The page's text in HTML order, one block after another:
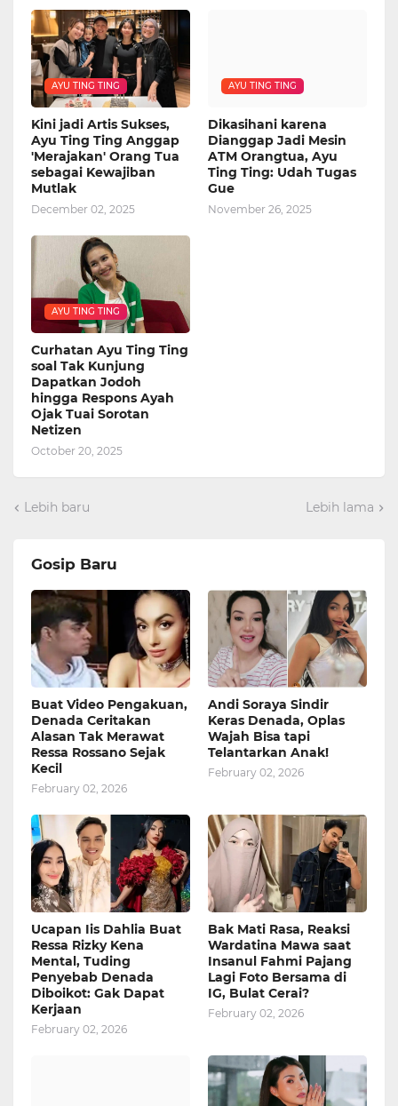
AYU TING TING
Kini jadi Artis Sukses,
Ayu Ting Ting Anggap
'Merajakan' Orang Tua
sebagai Kewajiban
Mutlak
December 02, 2025
AYU TING TING
Dikasihani karena
Dianggap Jadi Mesin
ATM Orangtua, Ayu
Ting Ting: Udah Tugas
Gue
November 26, 2025
AYU TING TING
Curhatan Ayu Ting Ting
soal Tak Kunjung
Dapatkan Jodoh
hingga Respons Ayah
Ojak Tuai Sorotan
Netizen
October 20, 2025
Lebih baru Lebih lama
Gosip Baru
Buat Video Pengakuan,
Denada Ceritakan
Alasan Tak Merawat
Ressa Rossano Sejak
Kecil
February 02, 2026
Andi Soraya Sindir
Keras Denada, Oplas
Wajah Bisa tapi
Telantarkan Anak!
February 02, 2026
Ucapan Iis Dahlia Buat
Ressa Rizky Kena
Mental, Tuding
Penyebab Denada
Diboikot: Gak Dapat
Kerjaan
February 02, 2026
Bak Mati Rasa, Reaksi
Wardatina Mawa saat
Insanul Fahmi Pajang
Lagi Foto Bersama di
IG, Bulat Cerai?
February 02, 2026